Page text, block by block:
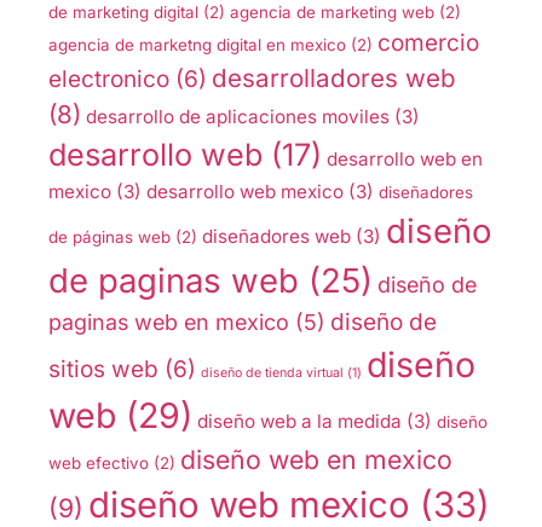
de marketing digital (2) agencia de marketing web (2)
agencia de marketng digital en mexico (2) comercio
electronico (6) desarrolladores web
(8) desarrollo de aplicaciones moviles (3)
desarrollo web (17) desarrollo web en
mexico (3) desarrollo web mexico (3) diseñadores
de páginas web (2) diseñadores web (3) diseño
de paginas web (25) diseño de
paginas web en mexico (5) diseño de
sitios web (6) diseño de tienda virtual (1) diseño
web (29) diseño web a la medida (3) diseño
web efectivo (2) diseño web en mexico
(9) diseño web mexico (33)